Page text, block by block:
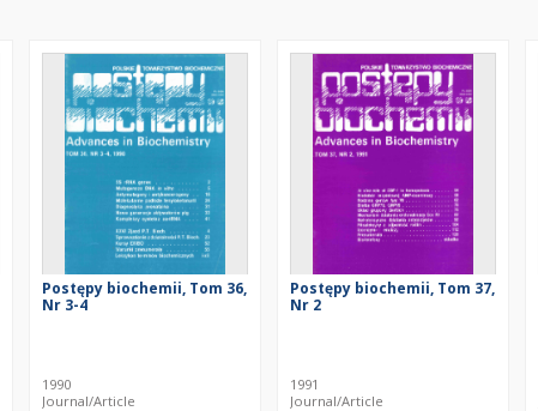
Postępy biochemii, Tom 36,
Nr 3-4
1990
Journal/Article
Postępy biochemii, Tom 37,
Nr 2
1991
Journal/Article